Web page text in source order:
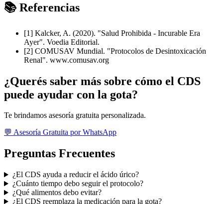
📚 Referencias
[1] Kalcker, A. (2020). "Salud Prohibida - Incurable Era
Ayer". Voedia Editorial.
[2] COMUSAV Mundial. "Protocolos de Desintoxicación
Renal". www.comusav.org
¿Querés saber más sobre cómo el CDS
puede ayudar con la gota?
Te brindamos asesoría gratuita personalizada.
💬 Asesoría Gratuita por WhatsApp
Preguntas Frecuentes
¿El CDS ayuda a reducir el ácido úrico?
¿Cuánto tiempo debo seguir el protocolo?
¿Qué alimentos debo evitar?
¿El CDS reemplaza la medicación para la gota?